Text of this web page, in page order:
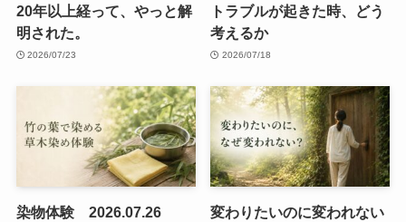
20年以上経って、やっと解
明された。
2026/07/23
トラブルが起きた時、どう
考えるか
2026/07/18
染物体験 2026.07.26 変わりたいのに変われない